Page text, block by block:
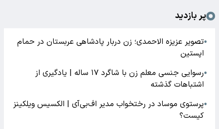
پر بازدید
●تصویر عزیزه الاحمدی؛ زن دربار پادشاهی عربستان در حمام
اپستین
●
رسوایی جنسی معلم زن با شاگرد ۱۷ ساله | یادگیری از
اشتباهات گذشته
●پرستوی موساد در رختخواب مدیر اف‌بی‌آی | الکسیس ویلکینز
کیست؟